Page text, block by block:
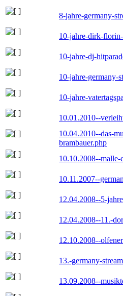
8-jahre-germany-
10-jahre-dirk-
10-jahre-dj-
10-jahre-germany-
10-jahre-
10.01.2010--
10.04.2010--das-
brambauer.php
10.10.2008--malle-
10.11.2007--
12.04.2008--5-
12.04.2008--11.-
12.10.2008--
13.-germany-
13.09.2008--